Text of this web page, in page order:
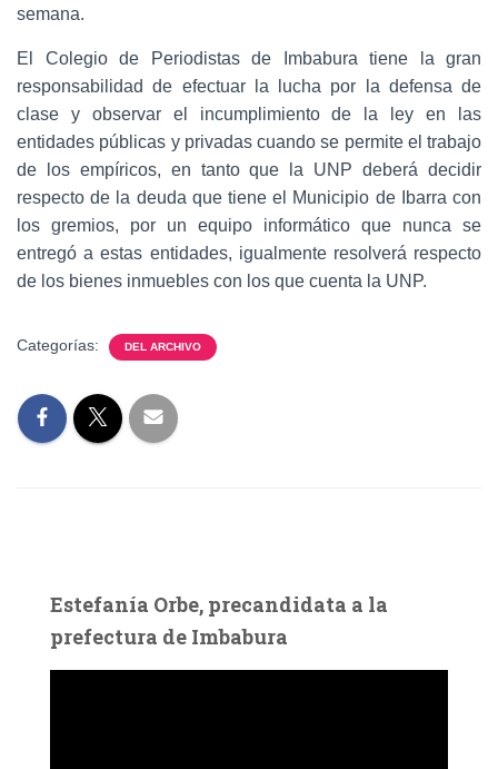
semana.
El Colegio de Periodistas de Imbabura tiene la gran
responsabilidad de efectuar la lucha por la defensa de
clase y observar el incumplimiento de la ley en las
entidades públicas y privadas cuando se permite el trabajo
de los empíricos, en tanto que la UNP deberá decidir
respecto de la deuda que tiene el Municipio de Ibarra con
los gremios, por un equipo informático que nunca se
entregó a estas entidades, igualmente resolverá respecto
de los bienes inmuebles con los que cuenta la UNP.
Categorías: DEL ARCHIVO
Estefanía Orbe, precandidata a la
prefectura de Imbabura